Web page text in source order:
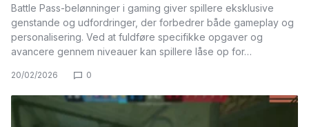
Battle Pass-belønninger i gaming giver spillere eksklusive
genstande og udfordringer, der forbedrer både gameplay og
personalisering. Ved at fuldføre specifikke opgaver og
avancere gennem niveauer kan spillere låse op for…
20/02/2026 0